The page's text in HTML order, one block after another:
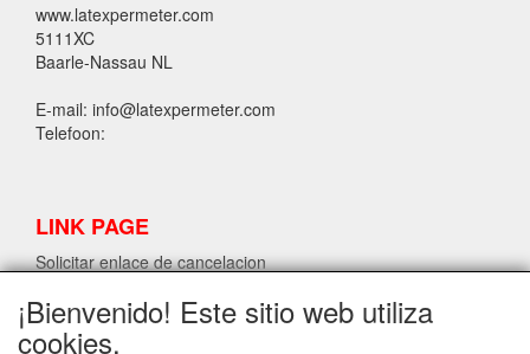
www.latexpermeter.com
5111XC
Baarle-Nassau NL
E-mail: info@latexpermeter.com
Telefoon:
LINK PAGE
Solicitar enlace de cancelacion
INFORMACIÓN DE LÁTEX LPM
¡Bienvenido! Este sitio web utiliza
cookies.